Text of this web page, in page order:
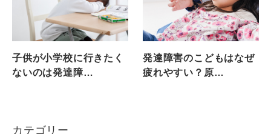
子供が小学校に行きたく
ないのは発達障…
発達障害のこどもはなぜ
疲れやすい？原…
カテゴリー